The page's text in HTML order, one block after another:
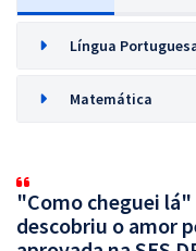
Língua
Matemática
"Como cheguei
descobriu o amor